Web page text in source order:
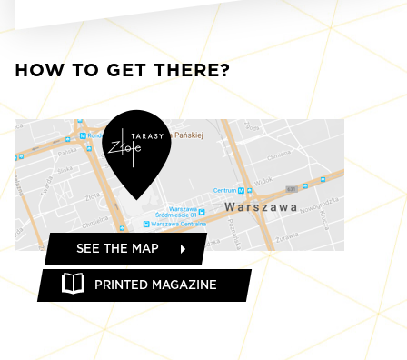
HOW TO GET THERE?
SEE THE MAP
PRINTED MAGAZINE